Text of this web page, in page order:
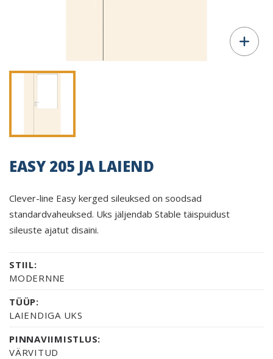
EASY 205 JA LAIEND
Clever-line Easy kerged sileuksed on soodsad
standardvaheuksed. Uks jäljendab Stable täispuidust
sileuste ajatut disaini.
STIIL:
MODERNNE
TÜÜP:
LAIENDIGA UKS
PINNAVIIMISTLUS:
VÄRVITUD